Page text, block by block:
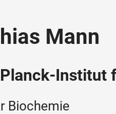
Mann
Institut
Biochemie